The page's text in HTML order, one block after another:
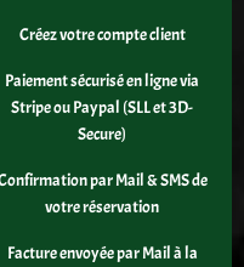
Créez votre compte client
Paiement sécurisé en ligne via
Stripe ou Paypal (SLL et 3D-
Secure)
par Mail & SMS de
votre réservation
Facture envoyée par Mail à la